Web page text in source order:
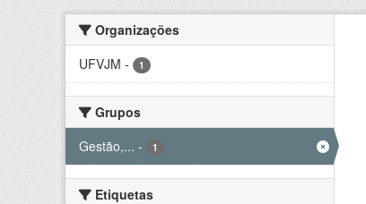
Organizações
UFVJM - 1
Grupos
Gestão,... - 1
Etiquetas